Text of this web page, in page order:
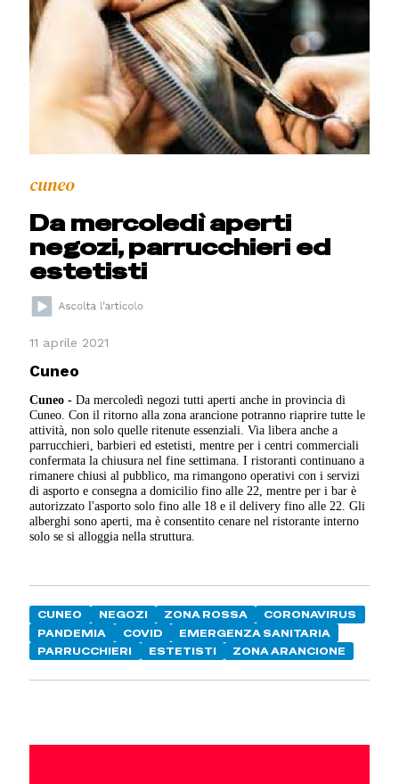
cuneo
Da mercoledì aperti
negozi, parrucchieri ed
estetisti
11 aprile 2021
Cuneo
Cuneo - Da mercoledì negozi tutti aperti anche in provincia di
Cuneo. Con il ritorno alla zona arancione potranno riaprire tutte le
attività, non solo quelle ritenute essenziali. Via libera anche a
parrucchieri, barbieri ed estetisti, mentre per i centri commerciali
confermata la chiusura nel fine settimana. I ristoranti continuano a
rimanere chiusi al pubblico, ma rimangono operativi con i servizi
di asporto e consegna a domicilio fino alle 22, mentre per i bar è
autorizzato l'asporto solo fino alle 18 e il delivery fino alle 22. Gli
alberghi sono aperti, ma è consentito cenare nel ristorante interno
solo se si alloggia nella struttura.
CUNEO NEGOZI ZONA ROSSA
CORONAVIRUS
PANDEMIA
COVID
EMERGENZA SANITARIA
PARRUCCHIERI
ESTETISTI ZONA ARANCIONE